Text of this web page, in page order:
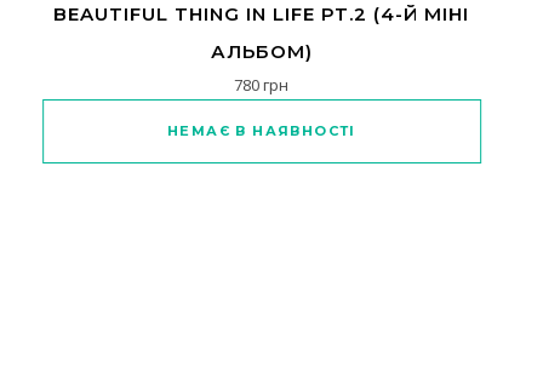
BEAUTIFUL THING IN LIFE PT.2 (4-Й МІНІ
АЛЬБОМ)
780грн
НЕМАЄ В НАЯВНОСТІ